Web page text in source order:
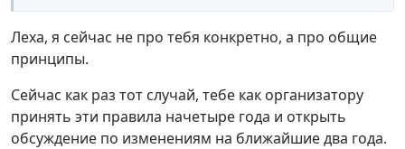
Леха, я сейчас не про тебя конкретно, а про общие
принципы.
Сейчас как раз тот случай, тебе как организатору
принять эти правила начетыре года и открыть
обсуждение по изменениям на ближайшие два года.